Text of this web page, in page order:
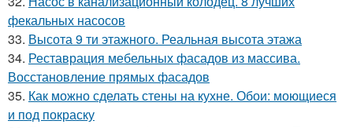
фекальных насосов
33. Высота 9 ти этажного. Реальная высота этажа
34. Реставрация мебельных фасадов из массива.
Восстановление прямых фасадов
35. Как можно сделать стены на кухне. Обои: моющиеся
и под покраску